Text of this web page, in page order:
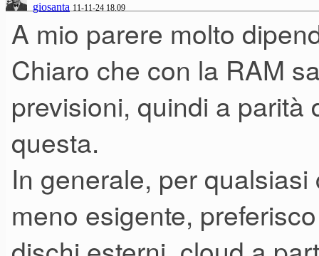
giosanta 11-11-24 18.09
A mio parere molto
Chiaro che con la RAM
previsioni, quindi a parità
questa.
In generale, per
meno esigente,